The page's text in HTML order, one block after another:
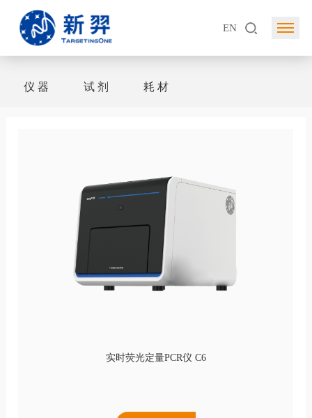
EN
仪 器 试 剂 耗 材
实时荧光定量PCR仪 C6